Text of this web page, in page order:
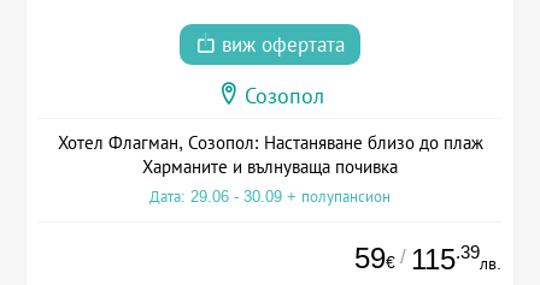
виж офертата
Созопол
Хотел Флагман, Созопол: Настаняване близо до плаж
Харманите и вълнуваща почивка
Дата: 29.06 - 30.09 + полупансион
59€ / 115.39
лв.